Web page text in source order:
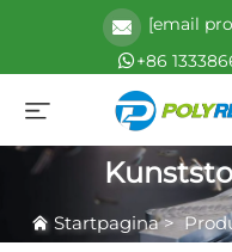
[email
+86
Startpagina>